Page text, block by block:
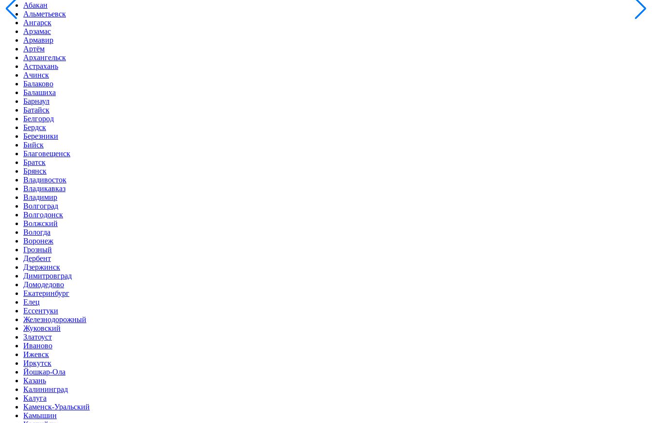
Абакан
Альметьевск
Ангарск
Арзамас
Армавир
Артём
Архангельск
Астрахань
Ачинск
Балаково
Балашиха
Барнаул
Батайск
Белгород
Бердск
Березники
Бийск
Благовещенск
Братск
Брянск
Владивосток
Владикавказ
Владимир
Волгоград
Волгодонск
Волжский
Вологда
Воронеж
Грозный
Дербент
Дзержинск
Димитровград
Домодедово
Екатеринбург
Елец
Ессентуки
Железнодорожный
Жуковский
Златоуст
Иваново
Ижевск
Иркутск
Йошкар-Ола
Казань
Калининград
Калуга
Каменск-Уральский
Камышин